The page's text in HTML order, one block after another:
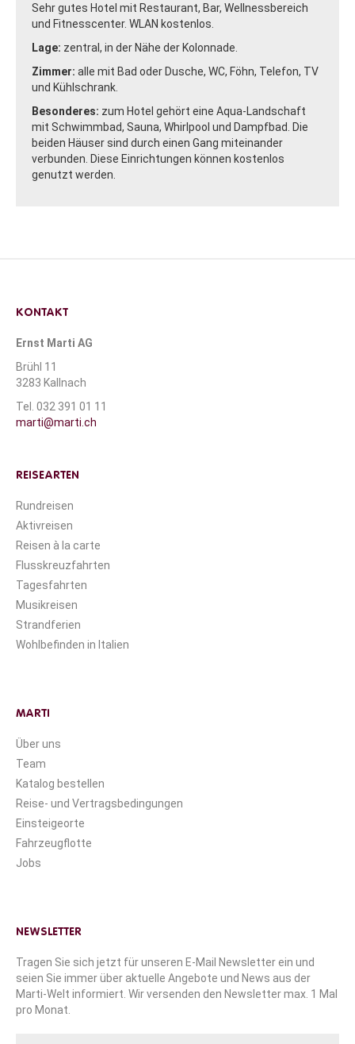
Sehr gutes Hotel mit Restaurant, Bar, Wellnessbereich
und Fitnesscenter. WLAN kostenlos.
Lage: zentral, in der Nähe der Kolonnade.
Zimmer: alle mit Bad oder Dusche, WC, Föhn, Telefon, TV
und Kühlschrank.
Besonderes: zum Hotel gehört eine Aqua-Landschaft
mit Schwimmbad, Sauna, Whirlpool und Dampfbad. Die
beiden Häuser sind durch einen Gang miteinander
verbunden. Diese Einrichtungen können kostenlos
genutzt werden.
KONTAKT
Ernst Marti AG
Brühl 11
3283 Kallnach
Tel. 032 391 01 11
marti@marti.ch
REISEARTEN
Rundreisen
Aktivreisen
Reisen à la carte
Flusskreuzfahrten
Tagesfahrten
Musikreisen
Strandferien
Wohlbefinden in Italien
MARTI
Über uns
Team
Katalog bestellen
Reise- und Vertragsbedingungen
Einsteigeorte
Fahrzeugflotte
Jobs
NEWSLETTER
Tragen Sie sich jetzt für unseren E-Mail Newsletter ein und
seien Sie immer über aktuelle Angebote und News aus der
Marti-Welt informiert. Wir versenden den Newsletter max. 1 Mal
pro Monat.